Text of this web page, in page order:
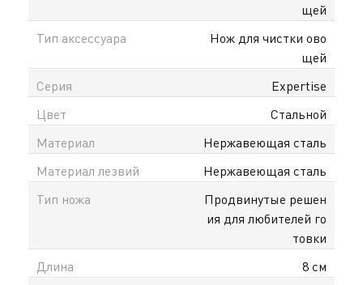
нержавеющей стали с цельной конструкцией, что
гарантирует прочность, долговечность и
устойчивость к износу. Острое лезвие позволяет
легко справляться с очисткой и нарезкой,
обеспечивая аккуратный результат.
Сбалансированная конструкция ножа делает его
использование максимально комфортным, а
защитный элемент из нержавеющей стали
повышает безопасность. Эргономичная рукоять
удобно лежит в руке и предотвращает скольжение.
Серия Expertise сочетает инновационные решения,
tefal.kz доступна официальная гарантия в
щей
Тип аксессуара
Нож для чистки ово
щей
Серия
Expertise
Цвет
Стальной
Материал
Нержавеющая сталь
Материал лезвий
Нержавеющая сталь
Тип ножа
Продвинутые решен
ия для любителей го
товки
Длина
8 см